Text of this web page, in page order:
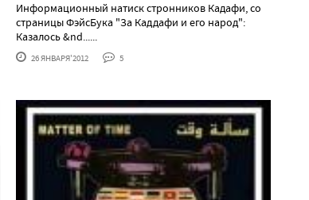
Информационный натиск стронников Кадафи, со
страницы ФэйсБука "За Каддафи и его народ":
Казалось &nd......
26 ЯНВАРЯ'2012 5